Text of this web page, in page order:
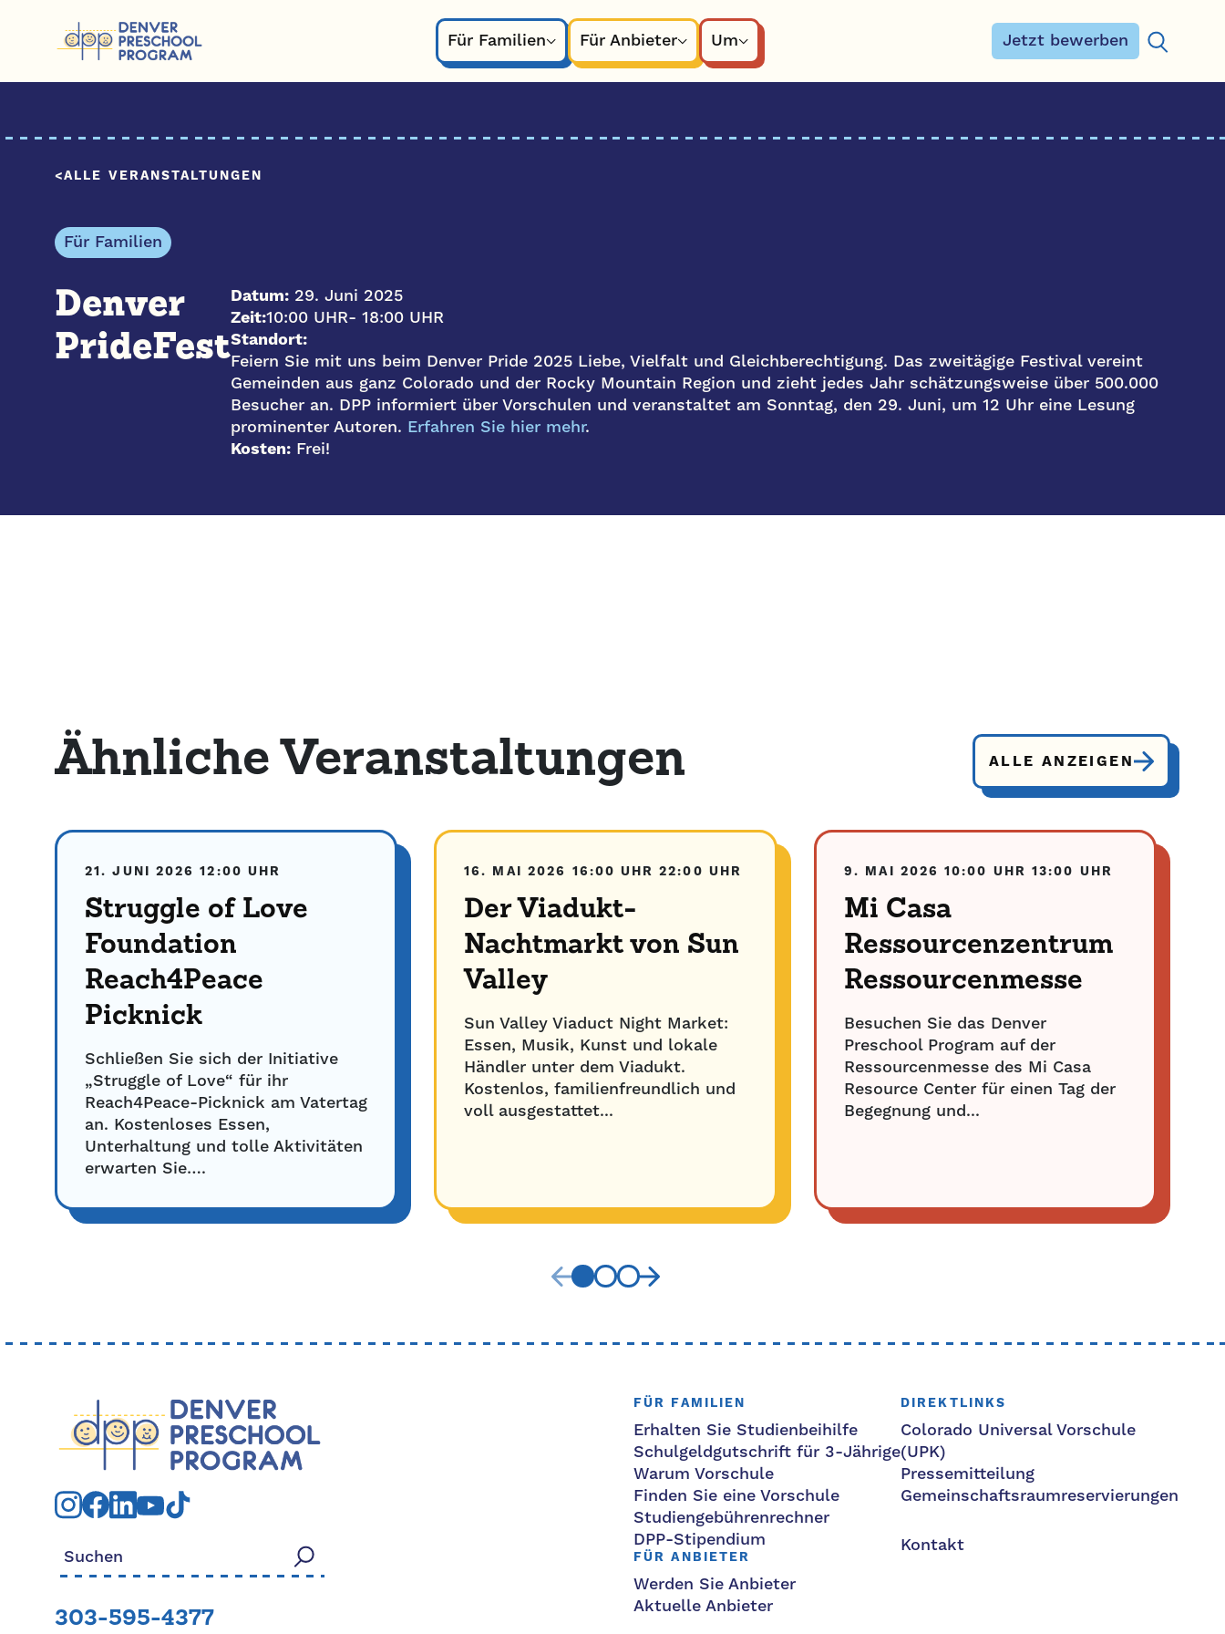
Für Familien
Für Anbieter Um Jetzt bewerben
Suchen
ALLE VERANSTALTUNGEN
Für Familien
Denver
PrideFest
Datum: 29. Juni 2025
Zeit:10:00 UHR- 18:00 UHR
Standort:
Feiern Sie mit uns beim Denver Pride 2025 Liebe, Vielfalt und Gleichberechtigung. Das zweitägige Festival vereint
Gemeinden aus ganz Colorado und der Rocky Mountain Region und zieht jedes Jahr schätzungsweise über 500.000
Besucher an. DPP informiert über Vorschulen und veranstaltet am Sonntag, den 29. Juni, um 12 Uhr eine Lesung
prominenter Autoren. Erfahren Sie hier mehr.
Kosten: Frei!
Ähnliche Veranstaltungen ALLE ANZEIGEN
21. JUNI 2026 12:00 UHR
Struggle of Love
Foundation
Reach4Peace
Picknick
Schließen Sie sich der Initiative
„Struggle of Love“ für ihr
Reach4Peace-Picknick am Vatertag
an. Kostenloses Essen,
Unterhaltung und tolle Aktivitäten
erwarten Sie….
16. MAI 2026 16:00 UHR 22:00 UHR
Der Viadukt-
Nachtmarkt von Sun
Valley
Sun Valley Viaduct Night Market:
Essen, Musik, Kunst und lokale
Händler unter dem Viadukt.
Kostenlos, familienfreundlich und
voll ausgestattet...
9. MAI 2026 10:00 UHR 13:00 UHR
Mi Casa
Ressourcenzentrum
Ressourcenmesse
Besuchen Sie das Denver
Preschool Program auf der
Ressourcenmesse des Mi Casa
Resource Center für einen Tag der
Begegnung und...
Suchen nach:
303-595-4377
FÜR FAMILIEN
Erhalten Sie Studienbeihilfe
Schulgeldgutschrift für 3-Jährige
Warum Vorschule
Finden Sie eine Vorschule
Studiengebührenrechner
DPP-Stipendium
FÜR ANBIETER
Werden Sie Anbieter
Aktuelle Anbieter
DIREKTLINKS
Colorado Universal Vorschule
(UPK)
Pressemitteilung
Gemeinschaftsraumreservierungen
Kontakt